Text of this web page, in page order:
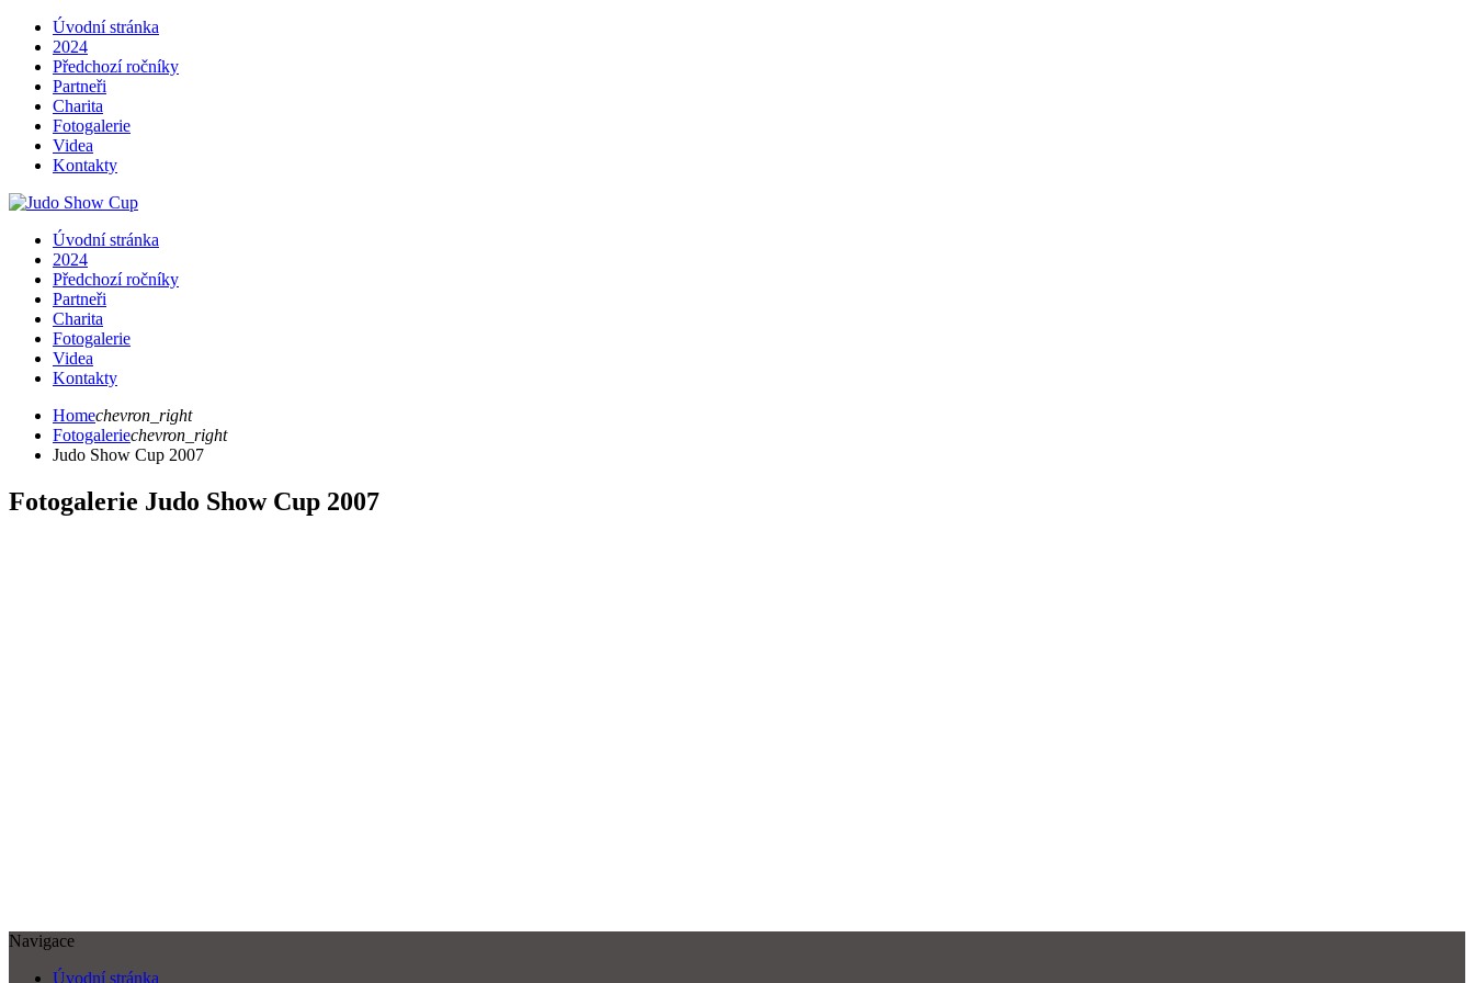
Úvodní stránka
2024
Předchozí ročníky
Partneři
Charita
Fotogalerie
Videa
Kontakty
Úvodní stránka
2024
Předchozí ročníky
Partneři
Charita
Fotogalerie
Videa
Kontakty
Homechevron_right
Fotogaleriechevron_right
Judo Show Cup 2007
Fotogalerie Judo Show Cup 2007
Navigace
Úvodní stránka